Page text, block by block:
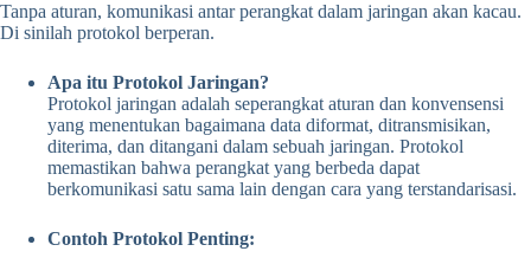
Tanpa aturan, komunikasi antar perangkat dalam jaringan akan kacau.
Di sinilah protokol berperan.
Apa itu Protokol Jaringan?
Protokol jaringan adalah seperangkat aturan dan konvensensi
yang menentukan bagaimana data diformat, ditransmisikan,
diterima, dan ditangani dalam sebuah jaringan. Protokol
memastikan bahwa perangkat yang berbeda dapat
berkomunikasi satu sama lain dengan cara yang terstandarisasi.
Contoh Protokol Penting: